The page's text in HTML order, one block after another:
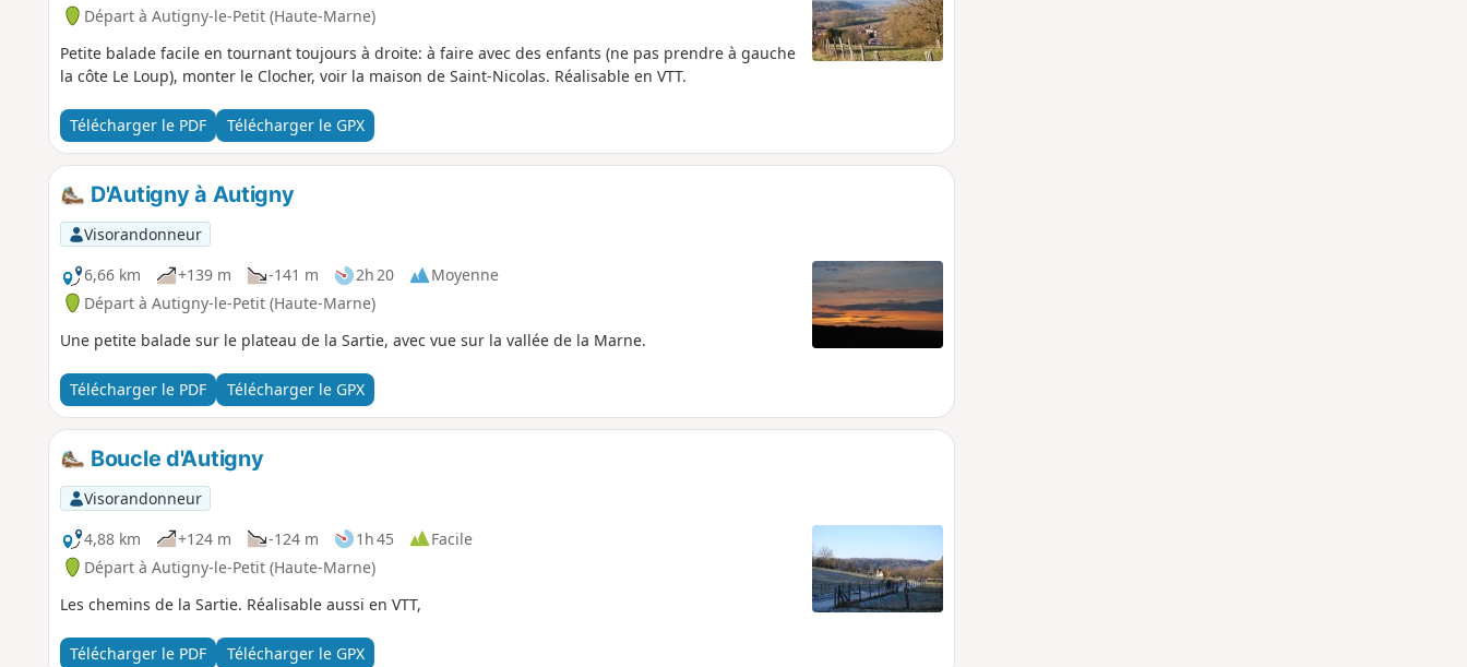
Départ à Autigny-le-Petit (Haute-Marne)
Petite balade facile en tournant toujours à droite: à faire avec des enfants (ne pas prendre à gauche
la côte Le Loup), monter le Clocher, voir la maison de Saint-Nicolas. Réalisable en VTT.
Télécharger le PDF Télécharger le GPX
D'Autigny à Autigny
Visorandonneur
6,66 km
+139 m -141 m 2h 20
Moyenne
Départ à Autigny-le-Petit (Haute-Marne)
Une petite balade sur le plateau de la Sartie, avec vue sur la vallée de la Marne.
Télécharger le PDF Télécharger le GPX
Boucle d'Autigny
Visorandonneur
4,88 km
+124 m -124 m 1h 45
Facile
Départ à Autigny-le-Petit (Haute-Marne)
Les chemins de la Sartie. Réalisable aussi en VTT,
Télécharger le PDF Télécharger le GPX